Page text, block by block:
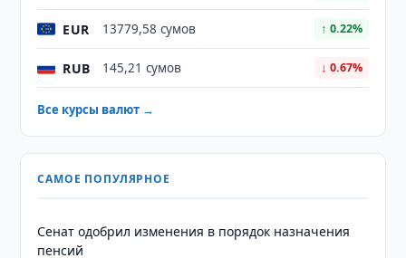
EUR 13779,58 сумов ↑ 0.22%
RUB 145,21 сумов ↓ 0.67%
Все курсы валют →
САМОЕ ПОПУЛЯРНОЕ
Сенат одобрил изменения в порядок назначения
пенсий